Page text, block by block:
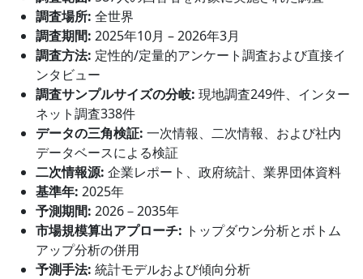
調査場所: 全世界
調査期間: 2025年10月 – 2026年3月
調査方法: 定性的/定量的アンケート調査および直接イ
ンタビュー
調査サンプルサイズの分岐: 現地調査249件、インター
ネット調査338件
データの三角検証: 一次情報、二次情報、および社内
データベースによる検証
二次情報源: 企業レポート、政府統計、業界団体資料
基準年: 2025年
予測期間: 2026－2035年
市場規模算出アプローチ: トップダウン分析とボトム
アップ分析の併用
予測手法: 統計モデルおよび傾向分析